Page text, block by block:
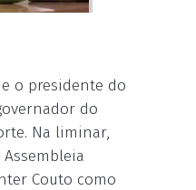
o presidente do
do
Na liminar,
Couto como